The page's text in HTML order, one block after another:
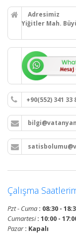
Adresimiz
Yiğitler Mah.
+90(552) 341 33
Çalışma
Pzt - Cuma : 08:30 -
Cumartesi: 10:00 -
Pazar: Kapalı